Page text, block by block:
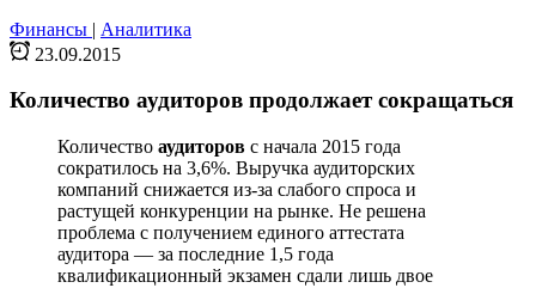
Финансы | Аналитика
23.09.2015
Количество аудиторов продолжает сокращаться
Количество аудиторов с начала 2015 года
сократилось на 3,6%. Выручка аудиторских
компаний снижается из-за слабого спроса и
растущей конкуренции на рынке. Не решена
проблема с получением единого аттестата
аудитора — за последние 1,5 года
квалификационный экзамен сдали лишь двое